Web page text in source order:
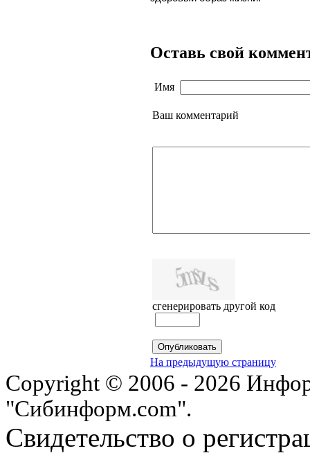
Оставь свой
Имя
Ваш комментарий
сгенерировать другой код
На предыдущую страницу
Copyright © 2006 - 2026
"Сибинформ.com".
Свидетельство о